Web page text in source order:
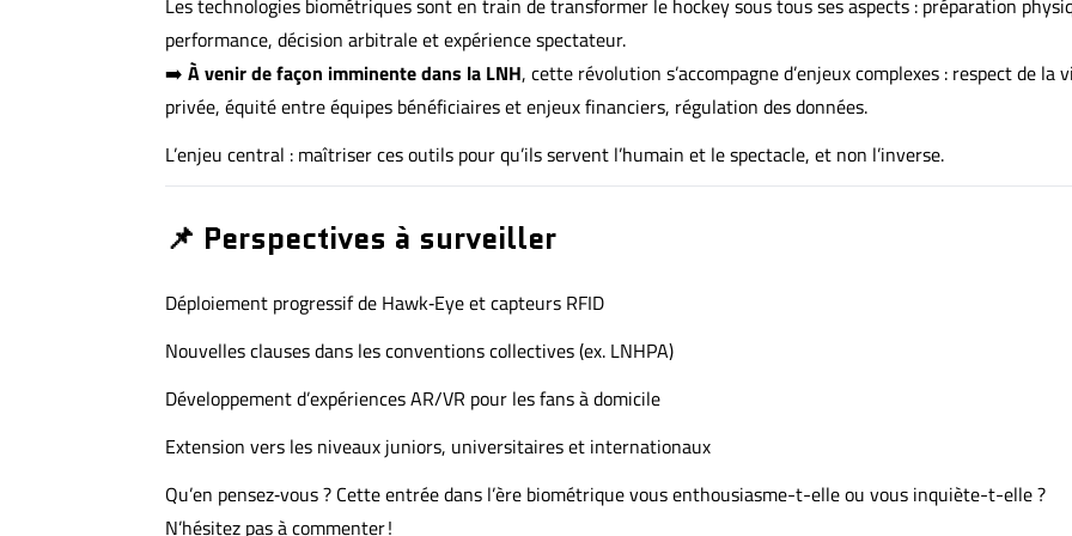
Les technologies biométriques sont en train de transformer le hockey sous tous ses aspects : préparation
performance, décision arbitrale et expérience spectateur.
➡️ À venir de façon imminente dans la LNH, cette révolution s’accompagne d’enjeux complexes : respect de la
privée, équité entre équipes bénéficiaires et enjeux financiers, régulation des données.
L’enjeu central : maîtriser ces outils pour qu’ils servent l’humain et le spectacle, et non l’inverse.
📌 Perspectives à surveiller
Déploiement progressif de Hawk‑Eye et capteurs RFID
Nouvelles clauses dans les conventions collectives (ex. LNHPA)
Développement d’expériences AR/VR pour les fans à domicile
Extension vers les niveaux juniors, universitaires et internationaux
Qu’en pensez‑vous ? Cette entrée dans l’ère biométrique vous enthousiasme-t-elle ou vous inquiète-t-elle ?
N’hésitez pas à commenter !